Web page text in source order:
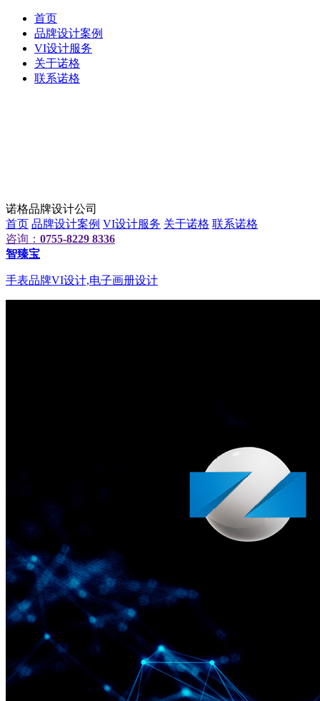
首页
品牌设计案例
VI设计服务
关于诺格
联系诺格
诺格品牌设计公司
首页 品牌设计案例 VI设计服务 关于诺格 联系诺格
咨询： 0755-8229 8336
智臻宝
手表品牌VI设计,电子画册设计